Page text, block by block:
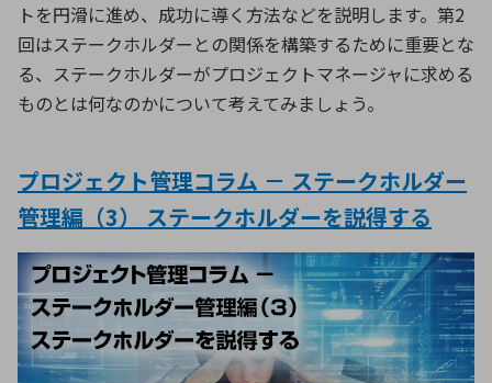
トを円滑に進め、成功に導く方法などを説明します。第2
回はステークホルダーとの関係を構築するために重要とな
る、ステークホルダーがプロジェクトマネージャに求める
ものとは何なのかについて考えてみましょう。
プロジェクト管理コラム － ステークホルダー
管理編（3） ステークホルダーを説得する